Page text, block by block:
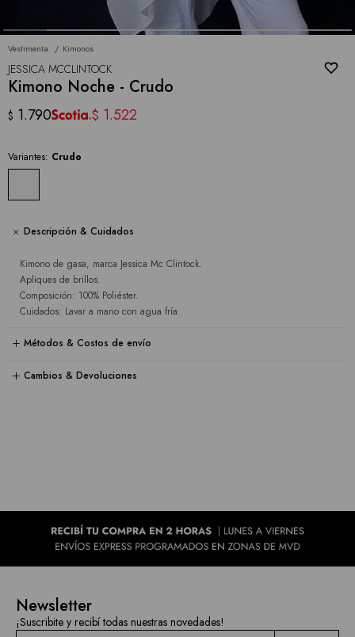
Vestimenta Kimonos
JESSICA MCCLINTOCK
Kimono Noche - Crudo
$ 1.790 $ 1.522
Variantes: Crudo
Descripción & Cuidados
Kimono de gasa, marca Jessica Mc Clintock.
Apliques de brillos.
Composición: 100% Poliéster.
Cuidados: Lavar a mano con agua fría.
Métodos & Costos de envío
Cambios & Devoluciones
Newsletter
¡Suscribite y recibí todas nuestras novedades!